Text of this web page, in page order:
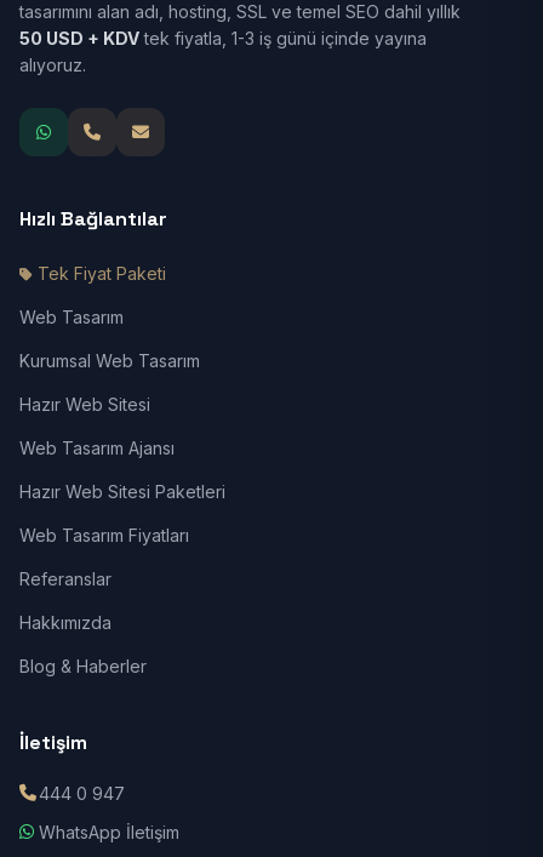
tasarımını alan adı, hosting, SSL ve temel SEO dahil yıllık
50 USD + KDVtek fiyatla, 1-3 iş günü içinde yayına
alıyoruz.
Hızlı Bağlantılar
Tek Fiyat Paketi
Web Tasarım
Kurumsal Web Tasarım
Hazır Web Sitesi
Web Tasarım Ajansı
Hazır Web Sitesi Paketleri
Web Tasarım Fiyatları
Referanslar
Hakkımızda
Blog & Haberler
İletişim
444 0 947
WhatsApp İletişim